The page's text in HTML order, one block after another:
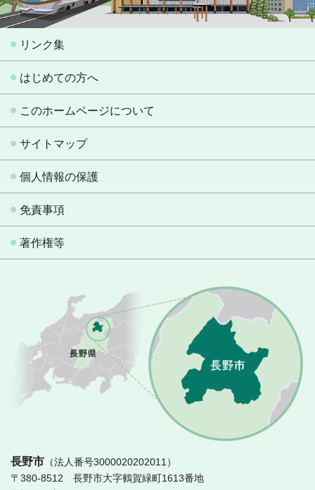
リンク集
はじめての方へ
このホームページについて
サイトマップ
個人情報の保護
免責事項
著作権等
長野市 （法人番号3000020202011）
〒380-8512 長野市大字鶴賀緑町1613番地